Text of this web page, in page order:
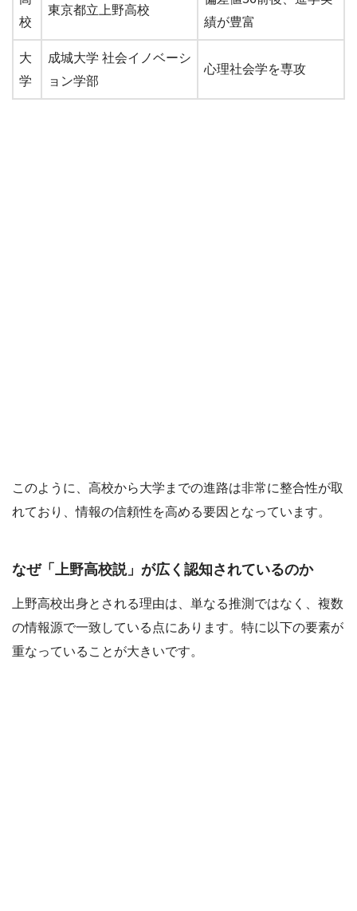
校
東京都立上野高校
績が豊富
大
学
成城大学 社会イノベーシ
ョン学部
心理社会学を専攻
このように、高校から大学までの進路は非常に整合性が取
れており、情報の信頼性を高める要因となっています。
なぜ「上野高校説」が広く認知されているのか
上野高校出身とされる理由は、単なる推測ではなく、複数
の情報源で一致している点にあります。特に以下の要素が
重なっていることが大きいです。